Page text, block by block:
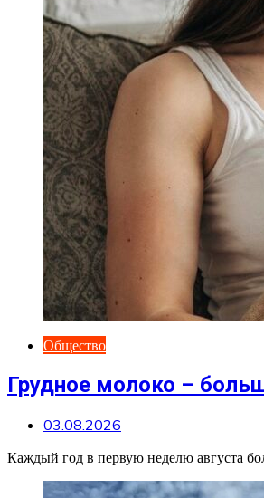
Общество
Грудное молоко –
03.08.2026
Каждый год в первую неделю августа